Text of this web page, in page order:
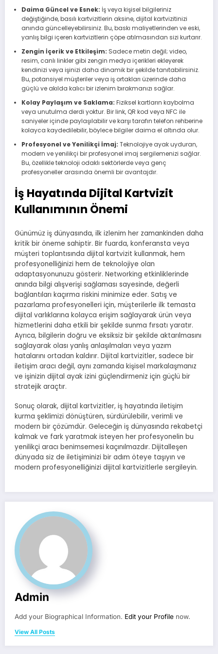
Daima Güncel ve Esnek: İş veya kişisel bilgileriniz
değiştiğinde, basılı kartvizitlerin aksine, dijital kartvizitinizi
anında güncelleyebilirsiniz. Bu, baskı maliyetlerinden ve eski,
yanlış bilgi içeren kartvizitlerin çöpe atılmasından sizi kurtarır.
Zengin İçerik ve Etkileşim: Sadece metin değil; video,
resim, canlı linkler gibi zengin medya içerikleri ekleyerek
kendinizi veya işinizi daha dinamik bir şekilde tanıtabilirsiniz.
Bu, potansiyel müşteriler veya iş ortakları üzerinde daha
güçlü ve akılda kalıcı bir izlenim bırakmanızı sağlar.
Kolay Paylaşım ve Saklama: Fiziksel kartların kaybolma
veya unutulma derdi yoktur. Bir link, QR kod veya NFC ile
saniyeler içinde paylaşılabilir ve karşı tarafın telefon rehberine
kolayca kaydedilebilir, böylece bilgiler daima el altında olur.
Profesyonel ve Yenilikçi İmaj: Teknolojiye ayak uyduran,
modern ve yenilikçi bir profesyonel imaj sergilemenizi sağlar.
Bu, özellikle teknoloji odaklı sektörlerde veya genç
profesyoneller arasında önemli bir avantajdır.
İş Hayatında Dijital Kartvizit
Kullanımının Önemi
Günümüz iş dünyasında, ilk izlenim her zamankinden daha
kritik bir öneme sahiptir. Bir fuarda, konferansta veya
müşteri toplantısında dijital kartvizit kullanmak, hem
profesyonelliğinizi hem de teknolojiye olan
adaptasyonunuzu gösterir. Networking etkinliklerinde
anında bilgi alışverişi sağlaması sayesinde, değerli
bağlantıları kaçırma riskini minimize eder. Satış ve
pazarlama profesyonelleri için, müşterilerle ilk temasta
dijital varlıklarına kolayca erişim sağlayarak ürün veya
hizmetlerini daha etkili bir şekilde sunma fırsatı yaratır.
Ayrıca, bilgilerin doğru ve eksiksiz bir şekilde aktarılmasını
sağlayarak olası yanlış anlaşılmaları veya yazım
hatalarını ortadan kaldırır. Dijital kartvizitler, sadece bir
iletişim aracı değil, aynı zamanda kişisel markalaşmanız
ve işinizin dijital ayak izini güçlendirmeniz için güçlü bir
stratejik araçtır.
Sonuç olarak, dijital kartvizitler, iş hayatında iletişim
kurma şeklimizi dönüştüren, sürdürülebilir, verimli ve
modern bir çözümdür. Geleceğin iş dünyasında rekabetçi
kalmak ve fark yaratmak isteyen her profesyonelin bu
yenilikçi aracı benimsemesi kaçınılmazdır. Dijitalleşen
dünyada siz de iletişiminizi bir adım öteye taşıyın ve
modern profesyonelliğinizi dijital kartvizitlerle sergileyin.
Admin
Add your Biographical Information. Edit your Profile now.
View All Posts